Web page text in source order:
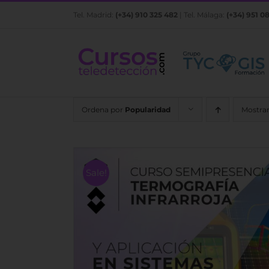
Saltar
Tel. Madrid: (+34) 910 325 482 | Tel. Málaga: (+34) 951
Ordena por Popularidad Mostrar
Sale!